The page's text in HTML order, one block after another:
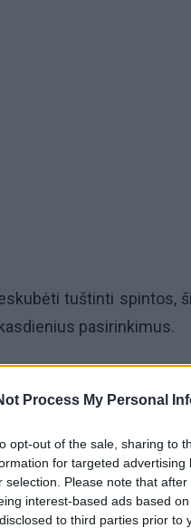
Process My Personal
opt-out of the sale, sharing to
for targeted
selection. Please note that
interest-based ads based
to third parties prior
tuštinti spintos,
pasirinkimus.
Jovitos
spintą, – turėti tik tiek
– rūbų ir avalynės